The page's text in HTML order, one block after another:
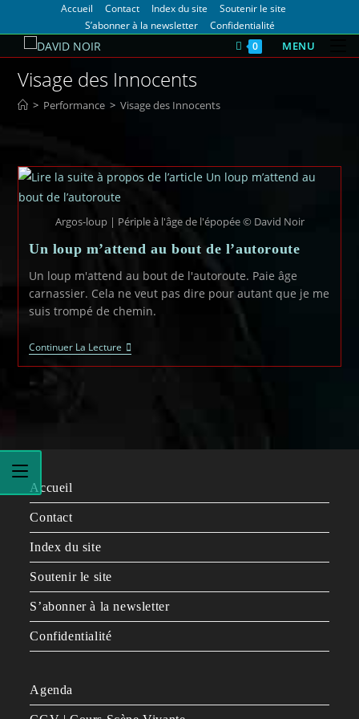
Accueil Contact Index du site
Soutenir le site
S’abonner à la newsletter
Confidentialité
0
MENU
Visage des Innocents
> Performance > Visage des Innocents
Argos-loup | Périple à l'âge de l'épopée © David Noir
Un loup m’attend au bout de l’autoroute
Un loup m'attend au bout de l'autoroute. Paie âge
carnassier. Cela ne veut pas dire pour autant que je me
suis trompé de chemin.
Continuer La Lecture
Accueil
Contact
Index du site
Soutenir le site
S’abonner à la newsletter
Confidentialité
Agenda